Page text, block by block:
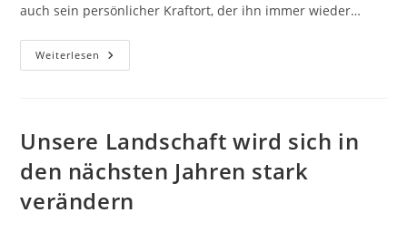
auch sein persönlicher Kraftort, der ihn immer wieder…
Weiterlesen KRAFTORT
FÜR
Unsere Landschaft wird sich in
den nächsten Jahren stark
verändern